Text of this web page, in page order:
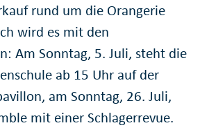
rund um die Orangerie
wird es mit den
Am Sonntag, 5. Juli, steht die
ab 15 Uhr auf der
am Sonntag, 26. Juli,
mit einer Schlagerrevue.